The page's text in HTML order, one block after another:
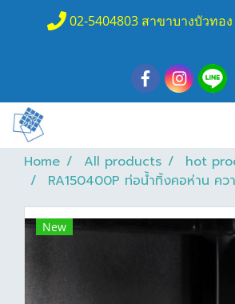
02-5404803 สาขาบางบัวทอ
Home All products
hot
RA150400P ท่อน้ำทิ้งคอห่าน ค
New